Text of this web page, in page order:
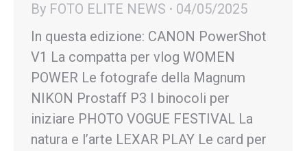
By FOTO ELITE NEWS
04/05/2025
In questa edizione: CANON PowerShot
V1 La compatta per vlog WOMEN
POWER Le fotografe della Magnum
NIKON Prostaff P3 I binocoli per
iniziare PHOTO VOGUE FESTIVAL La
natura e l’arte LEXAR PLAY Le card per